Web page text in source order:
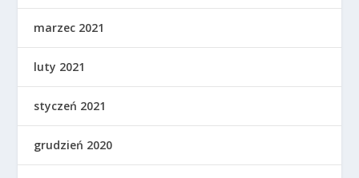
marzec 2021
luty 2021
styczeń 2021
grudzień 2020